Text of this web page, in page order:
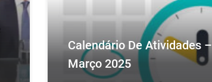
Calendário De Atividades –
Março 2025